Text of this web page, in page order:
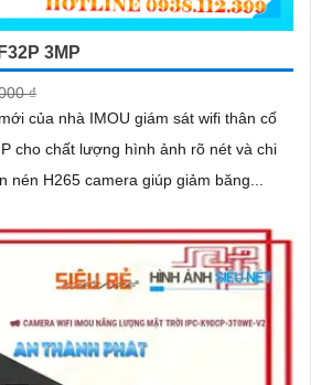
3MP
₫
của nhà IMOU giám sát wifi thân cố
cho chất lượng hình ảnh rõ nét và chi
nén H265 camera giúp giảm băng...